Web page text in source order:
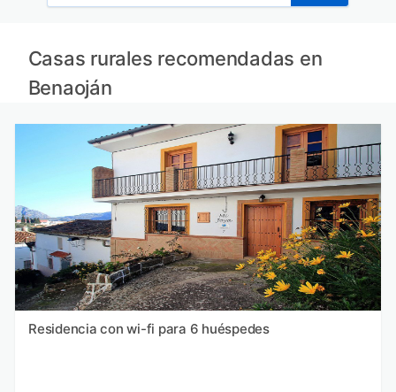
Casas rurales recomendadas en
Benaoján
Residencia con wi-fi para 6 huéspedes